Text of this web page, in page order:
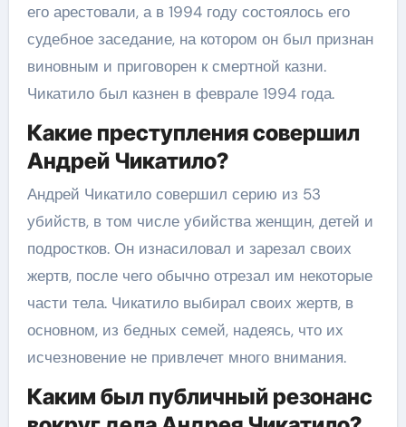
его арестовали, а в 1994 году состоялось его
судебное заседание, на котором он был признан
виновным и приговорен к смертной казни.
Чикатило был казнен в феврале 1994 года.
Какие преступления совершил
Андрей Чикатило?
Андрей Чикатило совершил серию из 53
убийств, в том числе убийства женщин, детей и
подростков. Он изнасиловал и зарезал своих
жертв, после чего обычно отрезал им некоторые
части тела. Чикатило выбирал своих жертв, в
основном, из бедных семей, надеясь, что их
исчезновение не привлечет много внимания.
Каким был публичный резонанс